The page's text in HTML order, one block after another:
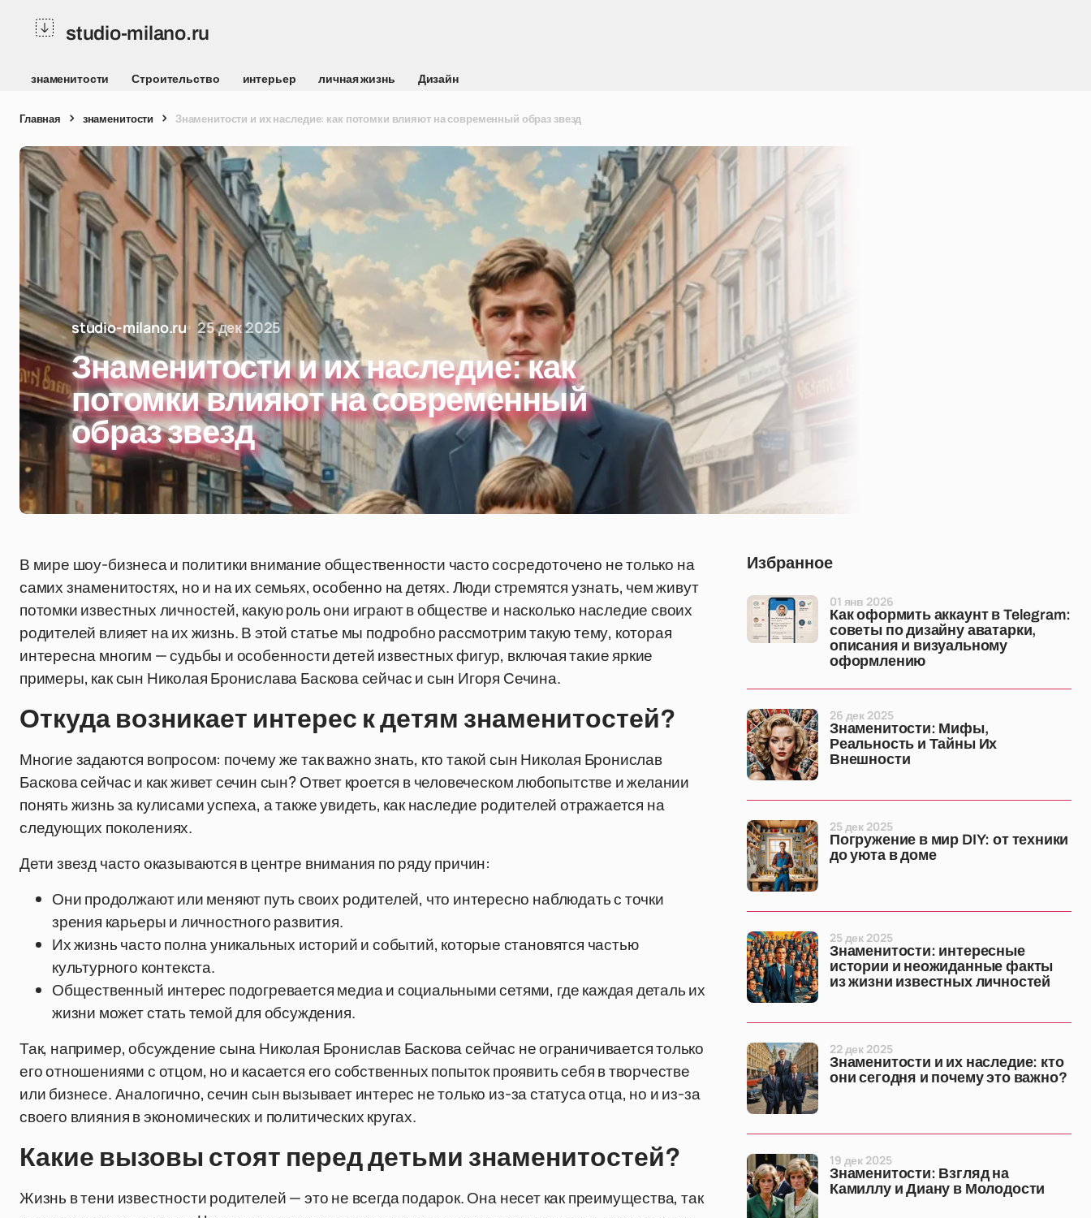
studio-milano.ru
знаменитости Строительство интерьер личная жизнь Дизайн
Главная знаменитости Знаменитости и их наследие: как потомки влияют на современный образ звезд
studio-milano.ru 25 дек 2025
Знаменитости и их наследие: как
потомки влияют на современный
образ звезд
В мире шоу-бизнеса и политики внимание общественности часто сосредоточено не только на
самих знаменитостях, но и на их семьях, особенно на детях. Люди стремятся узнать, чем живут
потомки известных личностей, какую роль они играют в обществе и насколько наследие своих
родителей влияет на их жизнь. В этой статье мы подробно рассмотрим такую тему, которая
интересна многим — судьбы и особенности детей известных фигур, включая такие яркие
примеры, как сын Николая Бронислава Баскова сейчас и сын Игоря Сечина.
Откуда возникает интерес к детям знаменитостей?
Многие задаются вопросом: почему же так важно знать, кто такой сын Николая Бронислав
Баскова сейчас и как живет сечин сын? Ответ кроется в человеческом любопытстве и желании
понять жизнь за кулисами успеха, а также увидеть, как наследие родителей отражается на
следующих поколениях.
Дети звезд часто оказываются в центре внимания по ряду причин:
Они продолжают или меняют путь своих родителей, что интересно наблюдать с точки
зрения карьеры и личностного развития.
Их жизнь часто полна уникальных историй и событий, которые становятся частью
культурного контекста.
Общественный интерес подогревается медиа и социальными сетями, где каждая деталь их
жизни может стать темой для обсуждения.
Так, например, обсуждение сына Николая Бронислав Баскова сейчас не ограничивается только
его отношениями с отцом, но и касается его собственных попыток проявить себя в творчестве
или бизнесе. Аналогично, сечин сын вызывает интерес не только из-за статуса отца, но и из-за
своего влияния в экономических и политических кругах.
Какие вызовы стоят перед детьми знаменитостей?
Жизнь в тени известности родителей — это не всегда подарок. Она несет как преимущества, так
Избранное
Как оформить аккаунт в Telegram:
советы по дизайну аватарки,
описания и визуальному
оформлению
01 янв 2026
Знаменитости: Мифы,
Реальность и Тайны Их
Внешности
26 дек 2025
Погружение в мир DIY: от техники
до уюта в доме
25 дек 2025
Знаменитости: интересные
истории и неожиданные факты
из жизни известных личностей
25 дек 2025
Знаменитости и их наследие: кто
они сегодня и почему это важно?
22 дек 2025
Знаменитости: Взгляд на
Камиллу и Диану в Молодости
19 дек 2025